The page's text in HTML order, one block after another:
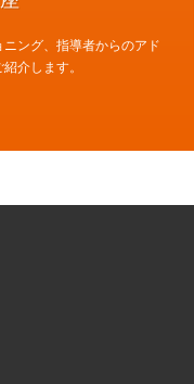
ング、指導者からのアド
介します。